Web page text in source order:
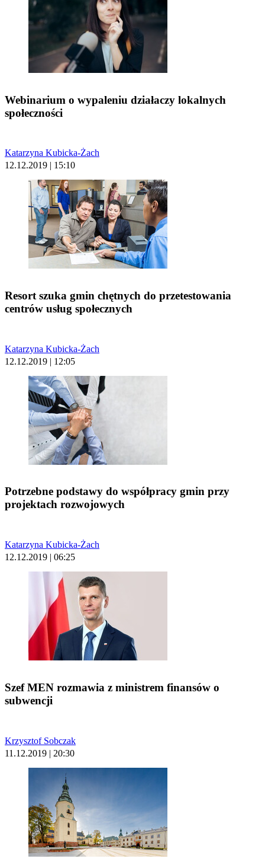
Webinarium o wypaleniu działaczy lokalnych
społeczności
Katarzyna Kubicka-Żach
12.12.2019 | 15:10
Resort szuka gmin chętnych do przetestowania
centrów usług społecznych
Katarzyna Kubicka-Żach
12.12.2019 | 12:05
Potrzebne podstawy do współpracy gmin przy
projektach rozwojowych
Katarzyna Kubicka-Żach
12.12.2019 | 06:25
Szef MEN rozmawia z ministrem finansów o
subwencji
Krzysztof Sobczak
11.12.2019 | 20:30